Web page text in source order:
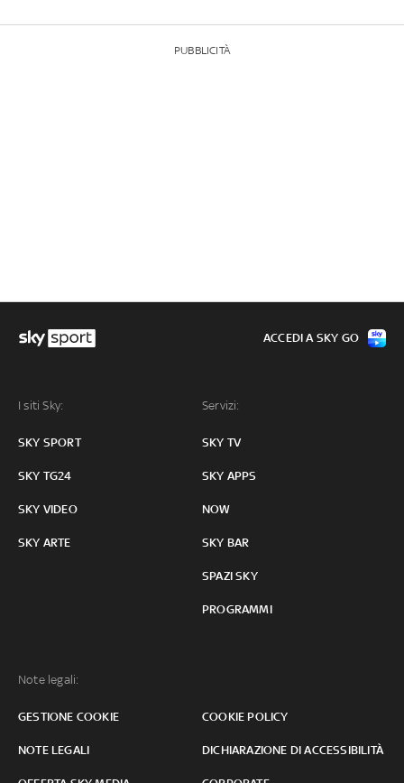
PUBBLICITÀ
I siti Sky:
SKY SPORT
SKY TG24
SKY VIDEO
SKY ARTE
Servizi:
SKY TV
SKY APPS
NOW
SKY BAR
SPAZI SKY
PROGRAMMI
Note legali:
GESTIONE COOKIE COOKIE POLICY
NOTE LEGALI DICHIARAZIONE DI ACCESSIBILITÀ
ACCEDI A SKY GO